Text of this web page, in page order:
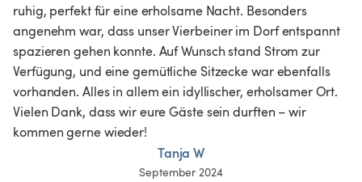
ruhig, perfekt für eine erholsame Nacht. Besonders
angenehm war, dass unser Vierbeiner im Dorf entspannt
spazieren gehen konnte. Auf Wunsch stand Strom zur
Verfügung, und eine gemütliche Sitzecke war ebenfalls
vorhanden. Alles in allem ein idyllischer, erholsamer Ort.
Vielen Dank, dass wir eure Gäste sein durften – wir
kommen gerne wieder!
Tanja W
September 2024